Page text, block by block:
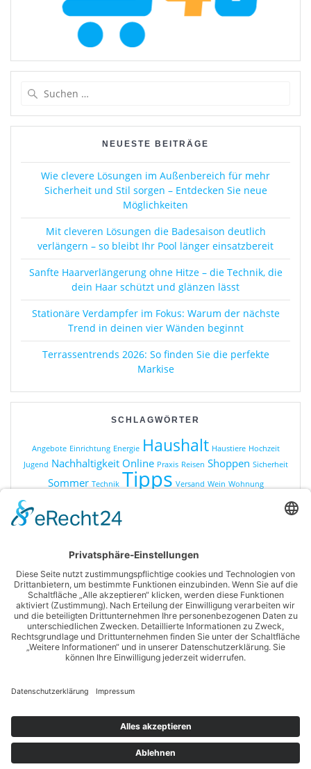
NEUESTE BEITRÄGE
Wie clevere Lösungen im Außenbereich für mehr
Sicherheit und Stil sorgen – Entdecken Sie neue
Möglichkeiten
Mit cleveren Lösungen die Badesaison deutlich
verlängern – so bleibt Ihr Pool länger einsatzbereit
Sanfte Haarverlängerung ohne Hitze – die Technik, die
dein Haar schützt und glänzen lässt
Stationäre Verdampfer im Fokus: Warum der nächste
Trend in deinen vier Wänden beginnt
Terrassentrends 2026: So finden Sie die perfekte
Markise
SCHLAGWÖRTER
Angebote Einrichtung Energie Haushalt Haustiere Hochzeit
Jugend Nachhaltigkeit Online Praxis Reisen Shoppen Sicherheit
Sommer Technik Tipps Versand Wein Wohnung
Online Shopping
Produkte
Ratgeber
Sonstiges
© 2026 Shopping for you. WordPress mit dem